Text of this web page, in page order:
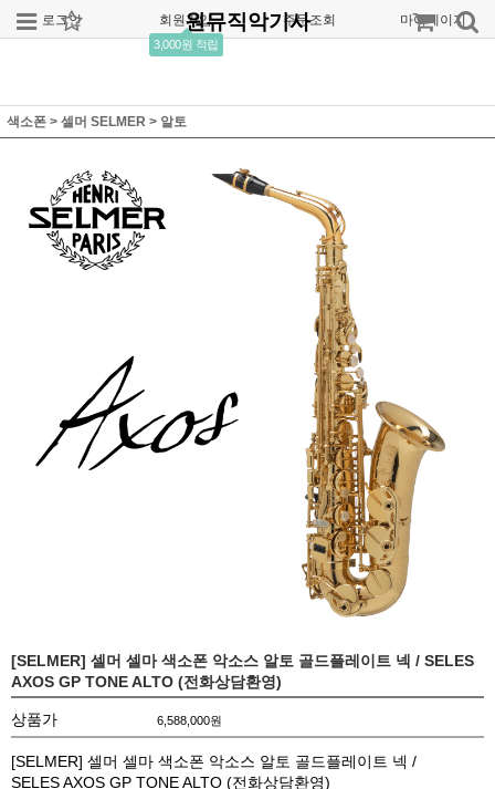
로그인 회원가입
3,000원 적립
주문조회 마이페이지
원뮤직악기사
색소폰 > 셀머 SELMER > 알토
[SELMER] 셀머 셀마 색소폰 악소스 알토 골드플레이트 넥 / SELES
AXOS GP TONE ALTO (전화상담환영)
상품가 6,588,000원
[SELMER] 셀머 셀마 색소폰 악소스 알토 골드플레이트 넥 /
SELES AXOS GP TONE ALTO (전화상담환영)